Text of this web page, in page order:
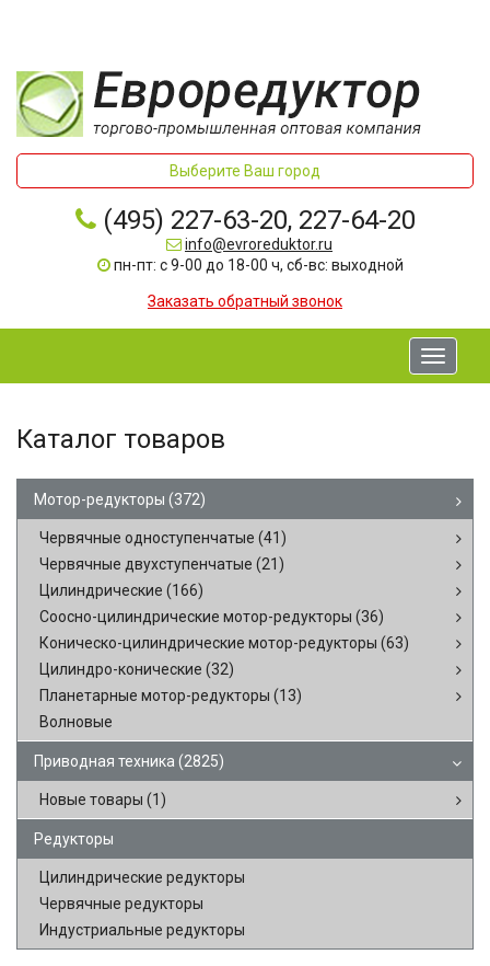
Выберите Ваш город
(495) 227-63-20, 227-64-20
info@evroreduktor.ru
пн-пт: с 9-00 до 18-00 ч, сб-вс: выходной
Заказать обратный звонок
Toggle
Каталог товаров
Мотор-редукторы (372)
Червячные одноступенчатые (41)
Червячные двухступенчатые (21)
Цилиндрические (166)
Соосно-цилиндрические мотор-редукторы (36)
Коническо-цилиндрические мотор-редукторы (63)
Цилиндро-конические (32)
Планетарные мотор-редукторы (13)
Волновые
Приводная техника (2825)
Новые товары (1)
Редукторы
Цилиндрические редукторы
Червячные редукторы
Индустриальные редукторы